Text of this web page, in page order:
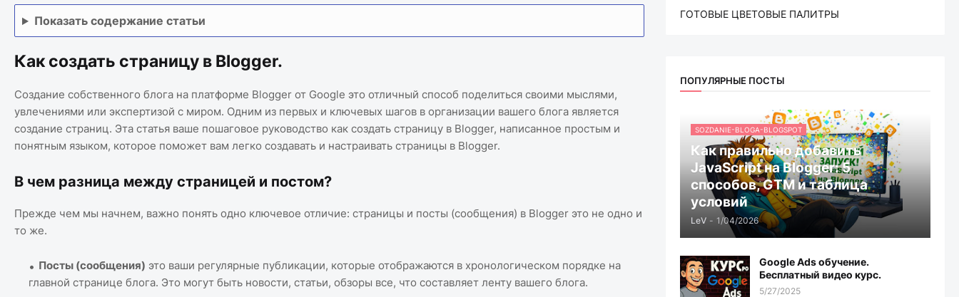
Показать содержание статьи
Как создать страницу в Blogger.
Создание собственного блога на платформе Blogger от Google это отличный способ поделиться своими мыслями,
увлечениями или экспертизой с миром. Одним из первых и ключевых шагов в организации вашего блога является
создание страниц. Эта статья ваше пошаговое руководство как создать страницу в Blogger, написанное простым и
понятным языком, которое поможет вам легко создавать и настраивать страницы в Blogger.
В чем разница между страницей и постом?
Прежде чем мы начнем, важно понять одно ключевое отличие: страницы и посты (сообщения) в Blogger это не одно и
то же.
Посты (сообщения) это ваши регулярные публикации, которые отображаются в хронологическом порядке на
главной странице блога. Это могут быть новости, статьи, обзоры все, что составляет ленту вашего блога.
ГОТОВЫЕ ЦВЕТОВЫЕ ПАЛИТРЫ
ПОПУЛЯРНЫЕ ПОСТЫ
SOZDANIE-BLOGA-BLOGSPOT
Как правильно добавить
JavaScript на Blogger: 5
способов, GTM и таблица
условий
LеV - 1/04/2026
Google Ads обучение.
Бесплатный видео курс.
5/27/2025